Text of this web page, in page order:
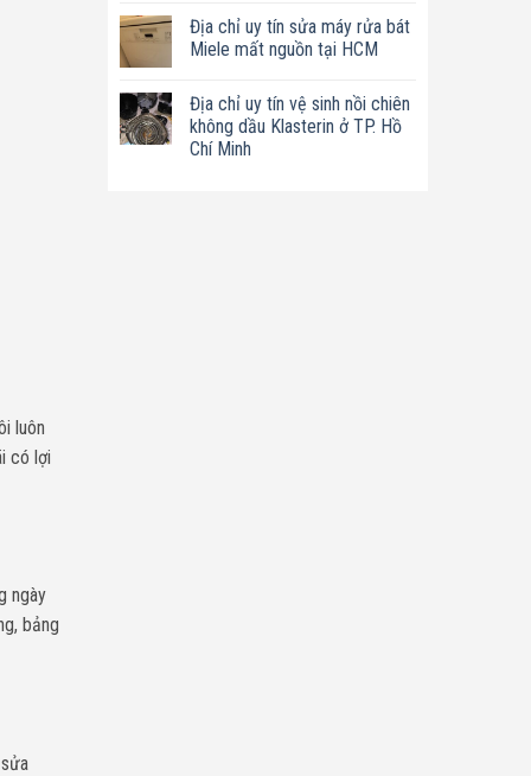
luôn
có lợi
ngày
bảng
dầu
Philips
ở
Chí
Minh
uy
tín
sửa
sữa
hạt
Bluestone
ở
bình
luận
ở
uy
tín
vệ
sinh
Địa chỉ uy tín sửa máy rửa bát
Miele mất nguồn tại HCM
bình
luận
ở
Địa
Địa chỉ uy tín vệ sinh nồi chiên
không dầu Klasterin ở TP. Hồ
Chí Minh